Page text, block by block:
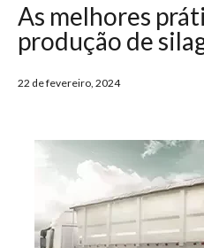
As melhores
produção de
22 de fevereiro, 2024